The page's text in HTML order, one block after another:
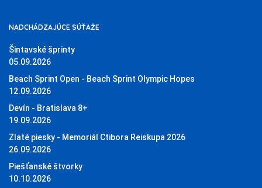
NADCHÁDZAJÚCE SÚŤAŽE
Šintavské šprinty
05.09.2026
Beach Sprint Open - Beach Sprint Olympic Hopes
12.09.2026
Devín - Bratislava 8+
19.09.2026
Zlaté piesky - Memoriál Ctibora Reiskupa 2026
26.09.2026
Piešťanské štvorky
10.10.2026